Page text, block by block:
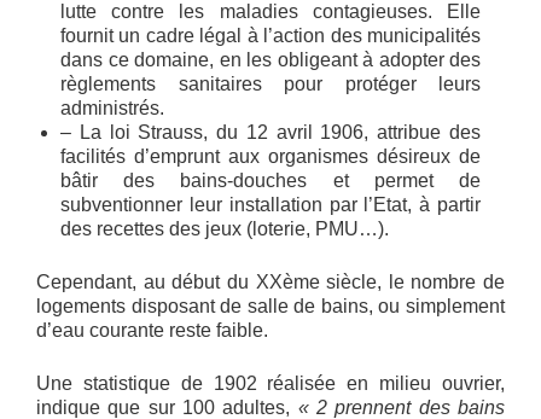
lutte contre les maladies contagieuses. Elle
fournit un cadre légal à l’action des municipalités
dans ce domaine, en les obligeant à adopter des
règlements sanitaires pour protéger leurs
administrés.
– La loi Strauss, du 12 avril 1906, attribue des
facilités d’emprunt aux organismes désireux de
bâtir des bains-douches et permet de
subventionner leur installation par l’Etat, à partir
des recettes des jeux (loterie, PMU…).
Cependant, au début du XXème siècle, le nombre de
logements disposant de salle de bains, ou simplement
d’eau courante reste faible.
Une statistique de 1902 réalisée en milieu ouvrier,
indique que sur 100 adultes, « 2 prennent des bains